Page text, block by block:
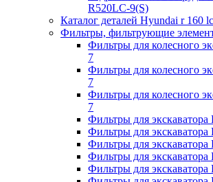
R520LC-9(S)
Каталог деталей Hyundai r 160
Фильтры, фильтрующие
Фильтры для колесного
7
Фильтры для колесного
7
Фильтры для колесного
7
Фильтры для экскаватора
Фильтры для экскаватора
Фильтры для
Фильтры для экскаватора
Фильтры для экскаватора